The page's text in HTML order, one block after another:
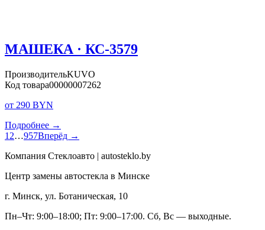
МАШЕКА · КС-3579
ПроизводительKUVO
Код товара00000007262
от 290 BYN
Подробнее →
1 2…957Вперёд →
Компания Стеклоавто | autosteklo.by
Центр замены автостекла в Минске
г. Минск, ул. Ботаническая, 10
Пн–Чт: 9:00–18:00; Пт: 9:00–17:00. Сб, Вс — выходные.